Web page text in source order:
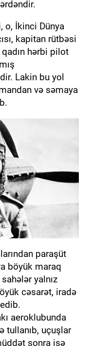
o, İkinci Dünya
kapitan rütbəsi
hərbi pilot
Lakin bu yol
və səmaya
paraşüt
böyük maraq
yalnız
cəsarət, iradə
aeroklubunda
tullanıb, uçuşlar
sonra isə